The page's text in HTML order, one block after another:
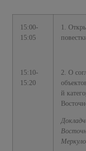
15:00-
15:05
15:10-
15:20
1.
2. О
й